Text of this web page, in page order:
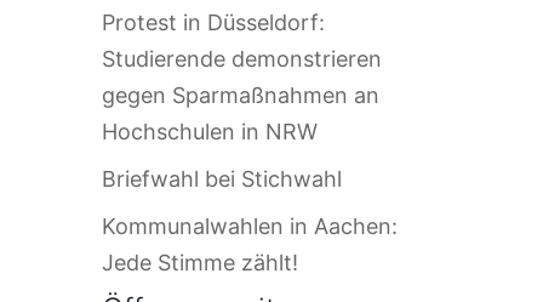
Protest in Düsseldorf:
Studierende demonstrieren
gegen Sparmaßnahmen an
Hochschulen in NRW
Briefwahl bei Stichwahl
Kommunalwahlen in Aachen:
Jede Stimme zählt!